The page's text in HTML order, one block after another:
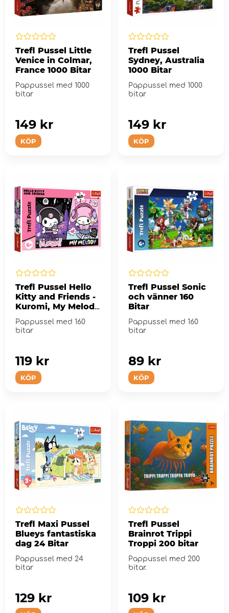
Trefl Pussel Little
Venice in Colmar,
France 1000 Bitar
Pappussel med 1000
bitar
KÖP
149 kr
Trefl Pussel
Sydney, Australia
1000 Bitar
Pappussel med 1000
bitar
KÖP
149 kr
Trefl Pussel Hello
Kitty and Friends -
Kuromi, My Melody
160 Bitar
Pappussel med 160
bitar
KÖP
119 kr
Trefl Pussel Sonic
och vänner 160
Bitar
Pappussel med 160
bitar
KÖP
89 kr
Trefl Maxi Pussel
Blueys fantastiska
dag 24 Bitar
Pappussel med 24
bitar
129 kr
Trefl Pussel
Brainrot Trippi
Troppi 200 bitar
Pappussel med 200
bitar.
109 kr